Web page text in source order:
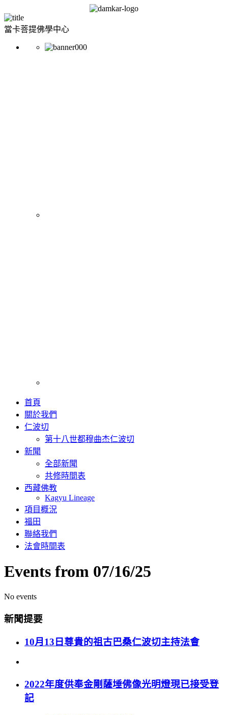
當卡菩提佛學中心
首頁
關於我們
仁波切
第十八世都穆曲杰仁波切
新聞
全部新聞
共修時間表
西藏佛教
Kagyu Lineage
項目概況
福田
聯絡我們
法會時間表
Events from 07/16/25
No events
新聞提要
10月13日尊貴的祖古巴桑仁波切主持法會
2022年度供奉金剛薩埵佛像光明燈現已接受登
記